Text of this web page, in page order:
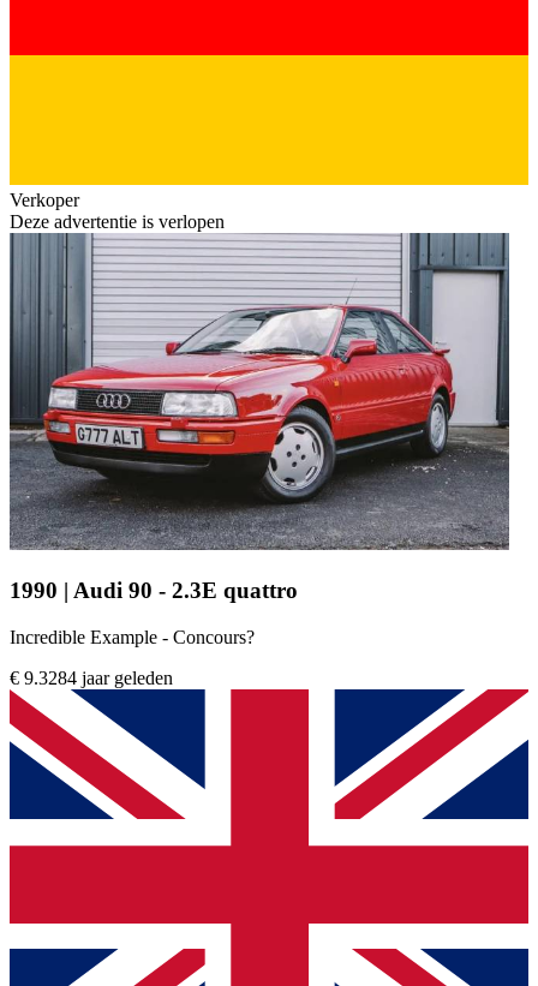
Verkoper
Deze advertentie is verlopen
1990 | Audi 90 - 2.3E quattro
Incredible Example - Concours?
€ 9.3284 jaar geleden